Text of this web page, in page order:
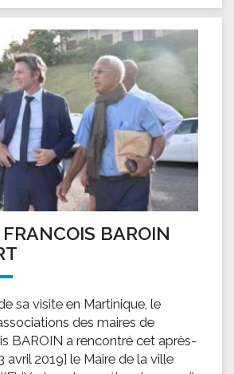
BAROIN
sa visite en Martinique, le
des maires de
BAROIN a rencontré cet après-
avril 2019] le Maire de la ville